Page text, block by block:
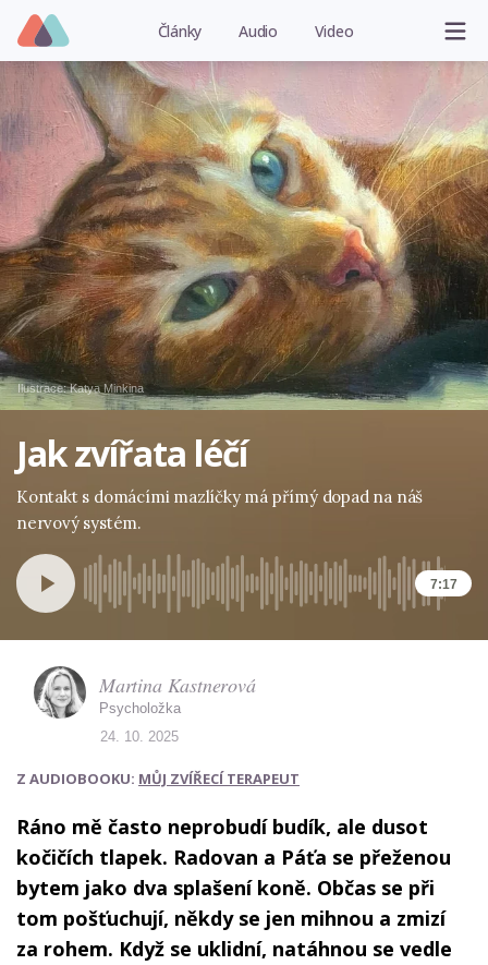
Články Audio Video
Ilustrace:Katya Minkina
Jak zvířata léčí
Kontakt s domácími mazlíčky má přímý dopad na náš
nervový systém.
7:17
Z AUDIOBOOKU: MŮJ ZVÍŘECÍ TERAPEUT
Ráno mě často neprobudí budík, ale dusot
kočičích tlapek. Radovan a Páťa se přeženou
bytem jako dva splašení koně. Občas se při
tom pošťuchují, někdy se jen mihnou a zmizí
za rohem. Když se uklidní, natáhnou se vedle
Martina Kastnerová
Psycholožka
24. 10. 2025